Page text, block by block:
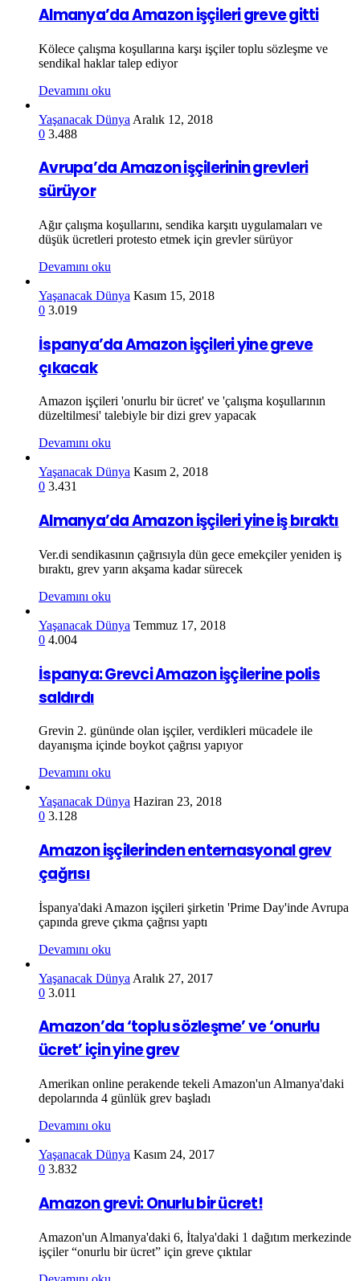
Almanya’da Amazon işçileri greve gitti
Kölece çalışma koşullarına karşı işçiler toplu sözleşme ve
sendikal haklar talep ediyor
Devamını oku
Yaşanacak Dünya Aralık 12, 2018
0 3.488
Avrupa’da Amazon işçilerinin grevleri
sürüyor
Ağır çalışma koşullarını, sendika karşıtı uygulamaları ve
düşük ücretleri protesto etmek için grevler sürüyor
Devamını oku
Yaşanacak Dünya Kasım 15, 2018
0 3.019
İspanya’da Amazon işçileri yine greve
çıkacak
Amazon işçileri 'onurlu bir ücret' ve 'çalışma koşullarının
düzeltilmesi' talebiyle bir dizi grev yapacak
Devamını oku
Yaşanacak Dünya Kasım 2, 2018
0 3.431
Almanya’da Amazon işçileri yine iş bıraktı
Ver.di sendikasının çağrısıyla dün gece emekçiler yeniden iş
bıraktı, grev yarın akşama kadar sürecek
Devamını oku
Yaşanacak Dünya Temmuz 17, 2018
0 4.004
İspanya: Grevci Amazon işçilerine polis
saldırdı
Grevin 2. gününde olan işçiler, verdikleri mücadele ile
dayanışma içinde boykot çağrısı yapıyor
Devamını oku
Yaşanacak Dünya Haziran 23, 2018
0 3.128
Amazon işçilerinden enternasyonal grev
çağrısı
İspanya'daki Amazon işçileri şirketin 'Prime Day'inde Avrupa
çapında greve çıkma çağrısı yaptı
Devamını oku
Yaşanacak Dünya Aralık 27, 2017
0 3.011
Amazon’da ‘toplu sözleşme’ ve ‘onurlu
ücret’ için yine grev
Amerikan online perakende tekeli Amazon'un Almanya'daki
depolarında 4 günlük grev başladı
Devamını oku
Yaşanacak Dünya Kasım 24, 2017
0 3.832
Amazon grevi: Onurlu bir ücret!
Amazon'un Almanya'daki 6, İtalya'daki 1 dağıtım merkezinde
işçiler “onurlu bir ücret” için greve çıktılar